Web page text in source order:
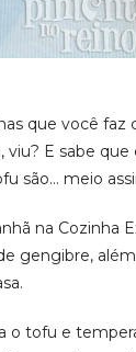
que você
E sabe que
são… meio
na Cozinha
gengibre,
o tofu e